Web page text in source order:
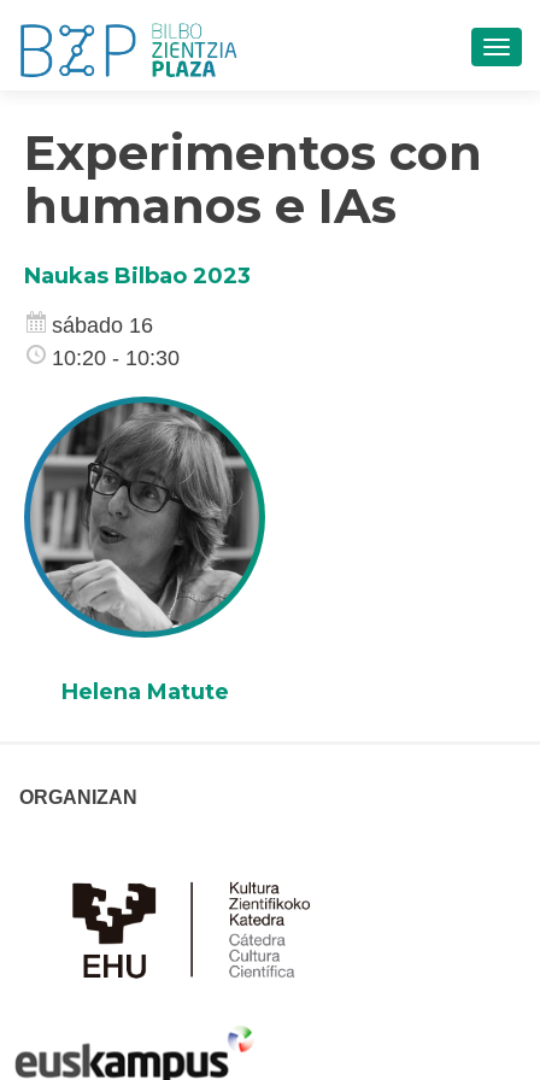
Experimentos con
humanos e IAs
Naukas Bilbao 2023
sábado 16
10:20 - 10:30
Helena Matute
ORGANIZAN